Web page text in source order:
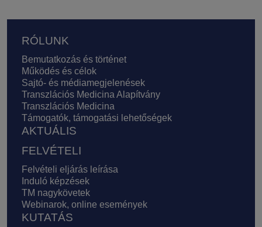
Lábléc
RÓLUNK
Bemutatkozás és történet
Működés és célok
Sajtó- és médiamegjelenések
Transzlációs Medicina Alapítvány
Transzlációs Medicina
Támogatók, támogatási lehetőségek
AKTUÁLIS
FELVÉTELI
Felvételi eljárás leírása
Induló képzések
TM nagykövetek
Webinarok, online események
KUTATÁS